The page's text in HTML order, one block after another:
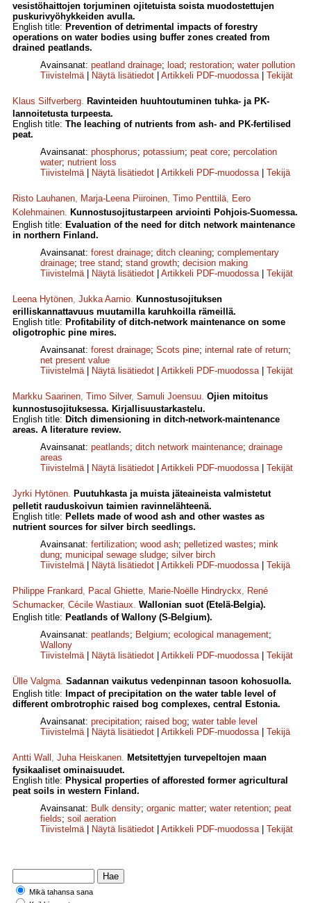
vesistöhaittojen torjuminen ojitetuista soista muodostettujen
puskurivyöhykkeiden avulla.
English title: Prevention of detrimental impacts of forestry
operations on water bodies using buffer zones created from
drained peatlands.
Avainsanat: peatland drainage; load; restoration; water pollution
Tiivistelmä| Näytä lisätiedot Artikkeli PDF-muodossa| Tekijät
Klaus Silfverberg. Ravinteiden huuhtoutuminen tuhka- ja PK-
lannoitetusta turpeesta.
English title: The leaching of nutrients from ash- and PK-fertilised
peat.
Avainsanat: phosphorus; potassium; peat core; percolation
water; nutrient loss
Tiivistelmä| Näytä lisätiedot Artikkeli PDF-muodossa| Tekijä
Risto Lauhanen, Marja-Leena Piiroinen, Timo Penttilä, Eero
Kolehmainen. Kunnostusojitustarpeen arviointi Pohjois-Suomessa.
English title: Evaluation of the need for ditch network maintenance
in northern Finland.
Avainsanat: forest drainage; ditch cleaning; complementary
drainage; tree stand; stand growth; decision making
Tiivistelmä| Näytä lisätiedot Artikkeli PDF-muodossa| Tekijät
Leena Hytönen, Jukka Aarnio. Kunnostusojituksen
erilliskannattavuus muutamilla karuhkoilla rämeillä.
English title: Profitability of ditch-network maintenance on some
oligotrophic pine mires.
Avainsanat: forest drainage; Scots pine; internal rate of return;
net present value
Tiivistelmä| Näytä lisätiedot Artikkeli PDF-muodossa| Tekijät
Markku Saarinen, Timo Silver, Samuli Joensuu. Ojien mitoitus
kunnostusojituksessa. Kirjallisuustarkastelu.
English title: Ditch dimensioning in ditch-network-maintenance
areas. A literature review.
Avainsanat: peatlands; ditch network maintenance; drainage
areas
Tiivistelmä| Näytä lisätiedot Artikkeli PDF-muodossa| Tekijät
Jyrki Hytönen. Puutuhkasta ja muista jäteaineista valmistetut
pelletit rauduskoivun taimien ravinnelähteenä.
English title: Pellets made of wood ash and other wastes as
nutrient sources for silver birch seedlings.
Avainsanat: fertilization; wood ash; pelletized wastes; mink
dung; municipal sewage sludge; silver birch
Tiivistelmä| Näytä lisätiedot Artikkeli PDF-muodossa| Tekijä
Philippe Frankard, Pacal Ghiette, Marie-Noëlle Hindryckx, René
Schumacker, Cécile Wastiaux. Wallonian suot (Etelä-Belgia).
English title: Peatlands of Wallony (S-Belgium).
Avainsanat: peatlands; Belgium; ecological management;
Wallony
Tiivistelmä| Näytä lisätiedot Artikkeli PDF-muodossa| Tekijät
Ülle Valgma. Sadannan vaikutus vedenpinnan tasoon kohosuolla.
English title: Impact of precipitation on the water table level of
different ombrotrophic raised bog complexes, central Estonia.
Avainsanat: precipitation; raised bog; water table level
Tiivistelmä| Näytä lisätiedot Artikkeli PDF-muodossa| Tekijä
Antti Wall , Juha Heiskanen. Metsitettyjen turvepeltojen maan
fysikaaliset ominaisuudet.
English title: Physical properties of afforested former agricultural
peat soils in western Finland.
Avainsanat: Bulk density; organic matter; water retention; peat
fields; soil aeration
Tiivistelmä| Näytä lisätiedot Artikkeli PDF-muodossa| Tekijät
Mikä tahansa sana